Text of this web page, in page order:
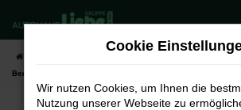
Zum
Hauptinhalt
springen
Berlin
Cookie
Wir nutzen Cookies, um Ihnen die
Nutzung unserer Webseite zu